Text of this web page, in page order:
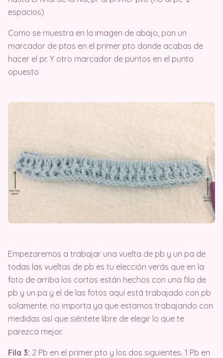
espacios)
Como se muestra en la imagen de abajo, pon un
marcador de ptos en el primer pto donde acabas de
hacer el pr. Y otro marcador de puntos en el punto
opuesto
Empezaremos a trabajar una vuelta de pb y un pa de
todas las vueltas de pb es tu elección verás que en la
foto de arriba los cortos están hechos con una fila de
pb y un pa y el de las fotos aquí está trabajado con pb
solamente. no importa ya que estamos trabajando con
medidas así que siéntete libre de elegir lo que te
parezca mejor.
Fila 3: 2 Pb en el primer pto y los dos siguientes. 1 Pb en